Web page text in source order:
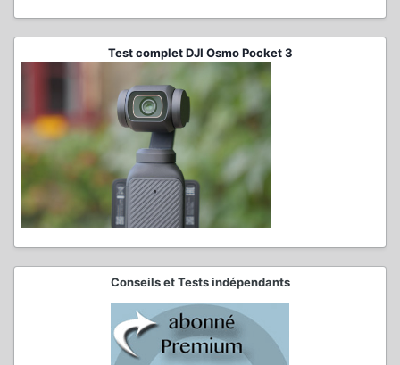
Test complet DJI Osmo Pocket 3
Conseils et Tests indépendants